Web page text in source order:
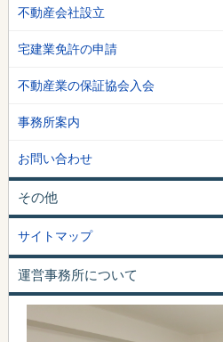
不動産会社設立
宅建業免許の申請
不動産業の保証協会入会
事務所案内
お問い合わせ
その他
サイトマップ
運営事務所について